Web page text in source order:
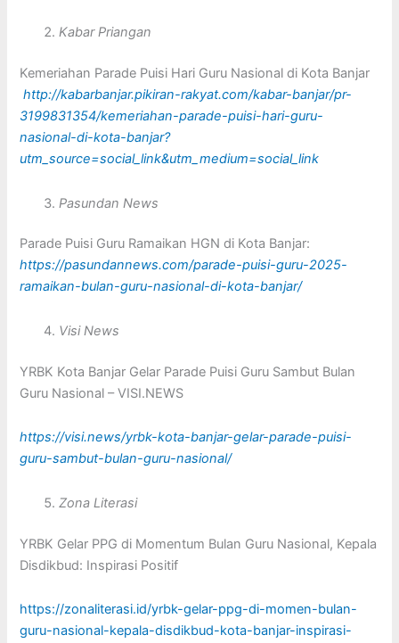
Kabar Priangan
Kemeriahan Parade Puisi Hari Guru Nasional di Kota Banjar
http://kabarbanjar.pikiran-rakyat.com/kabar-banjar/pr-
3199831354/kemeriahan-parade-puisi-hari-guru-
nasional-di-kota-banjar?
utm_source=social_link&utm_medium=social_link
Pasundan News
Parade Puisi Guru Ramaikan HGN di Kota Banjar:
https://pasundannews.com/parade-puisi-guru-2025-
ramaikan-bulan-guru-nasional-di-kota-banjar/
Visi News
YRBK Kota Banjar Gelar Parade Puisi Guru Sambut Bulan
Guru Nasional – VISI.NEWS
https://visi.news/yrbk-kota-banjar-gelar-parade-puisi-
guru-sambut-bulan-guru-nasional/
Zona Literasi
YRBK Gelar PPG di Momentum Bulan Guru Nasional, Kepala
Disdikbud: Inspirasi Positif
https://zonaliterasi.id/yrbk-gelar-ppg-di-momen-bulan-
guru-nasional-kepala-disdikbud-kota-banjar-inspirasi-